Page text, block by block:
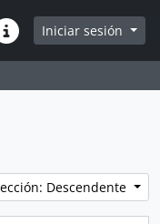
rápidos
Iniciar sesión
Descendente